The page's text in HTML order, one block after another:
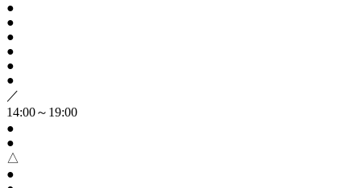
●
●
●
●
●
●
／
14:00～19:00
●
●
△
●